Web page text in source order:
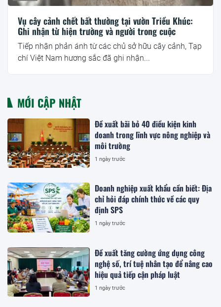
Vụ cây cảnh chết bất thường tại vườn Triều Khúc:
Ghi nhận từ hiện trường và người trong cuộc
Tiếp nhận phản ánh từ các chủ sở hữu cây cảnh, Tạp
chí Việt Nam hương sắc đã ghi nhận...
MỚI CẬP NHẬT
Đề xuất bãi bỏ 40 điều kiện kinh
doanh trong lĩnh vực nông nghiệp và
môi trường
1 ngày trước
Doanh nghiệp xuất khẩu cần biết: Địa
chỉ hỏi đáp chính thức về các quy
định SPS
1 ngày trước
Đề xuất tăng cường ứng dụng công
nghệ số, trí tuệ nhân tạo để nâng cao
hiệu quả tiếp cận pháp luật
1 ngày trước